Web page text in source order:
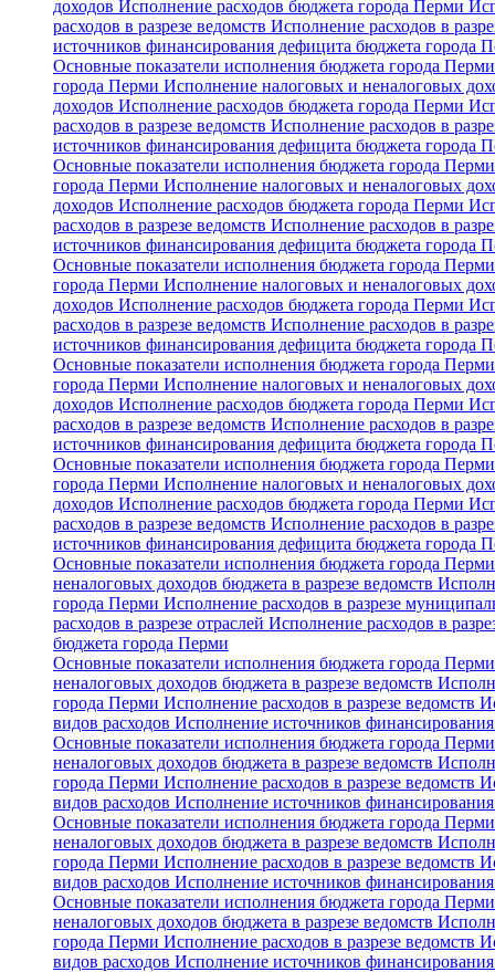
доходов Исполнение расходов бюджета города Перми
расходов в разрезе ведомств Исполнение расходов в
источников финансирования дефицита бюджета города
Основные показатели исполнения бюджета города
города Перми Исполнение налоговых и неналоговых
доходов Исполнение расходов бюджета города Перми
расходов в разрезе ведомств Исполнение расходов в
источников финансирования дефицита бюджета города
Основные показатели исполнения бюджета города
города Перми Исполнение налоговых и неналоговых
доходов Исполнение расходов бюджета города Перми
расходов в разрезе ведомств Исполнение расходов в
источников финансирования дефицита бюджета города
Основные показатели исполнения бюджета города
города Перми Исполнение налоговых и неналоговых
доходов Исполнение расходов бюджета города Перми
расходов в разрезе ведомств Исполнение расходов в
источников финансирования дефицита бюджета города
Основные показатели исполнения бюджета города
города Перми Исполнение налоговых и неналоговых
доходов Исполнение расходов бюджета города Перми
расходов в разрезе ведомств Исполнение расходов в
источников финансирования дефицита бюджета города
Основные показатели исполнения бюджета города
города Перми Исполнение налоговых и неналоговых
доходов Исполнение расходов бюджета города Перми
расходов в разрезе ведомств Исполнение расходов в
источников финансирования дефицита бюджета города
Основные показатели исполнения бюджета города
неналоговых доходов бюджета в разрезе ведомств
города Перми Исполнение расходов в разрезе
расходов в разрезе отраслей Исполнение расходов в
бюджета города Перми
Основные показатели исполнения бюджета города
неналоговых доходов бюджета в разрезе ведомств
города Перми Исполнение расходов в разрезе ведомств
видов расходов Исполнение источников
Основные показатели исполнения бюджета города
неналоговых доходов бюджета в разрезе ведомств
города Перми Исполнение расходов в разрезе ведомств
видов расходов Исполнение источников
Основные показатели исполнения бюджета города
неналоговых доходов бюджета в разрезе ведомств
города Перми Исполнение расходов в разрезе ведомств
видов расходов Исполнение источников
Основные показатели исполнения бюджета города
неналоговых доходов бюджета в разрезе ведомств
города Перми Исполнение расходов в разрезе ведомств
видов расходов Исполнение источников